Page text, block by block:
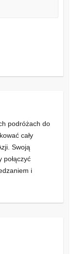
podróżach do
cały
Swoją
połączyć
i